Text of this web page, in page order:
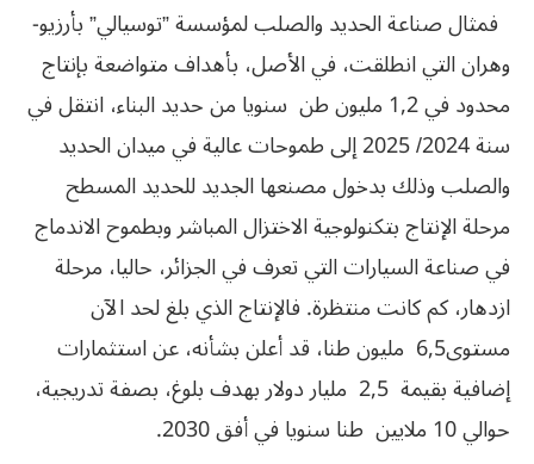
فمثال صناعة الحديد والصلب لمؤسسة ”توسيالي” بأرزيو-
وهران التي انطلقت، في الأصل، بأهداف متواضعة بإنتاج
محدود في 1,2 مليون طن سنويا من حديد البناء، انتقل في
سنة 2024/ 2025 إلى طموحات عالية في ميدان الحديد
والصلب وذلك بدخول مصنعها الجديد للحديد المسطح
مرحلة الإنتاج بتكنولوجية الاختزال المباشر وبطموح الاندماج
في صناعة السيارات التي تعرف في الجزائر، حاليا، مرحلة
ازدهار، كم كانت منتظرة. فالإنتاج الذي بلغ لحد الآن
مستوى6,5 مليون طنا، قد أعلن بشأنه، عن استثمارات
إضافية بقيمة 2,5 مليار دولار بهدف بلوغ، بصفة تدريجية،
حوالي 10 ملايين طنا سنويا في أفق 2030.